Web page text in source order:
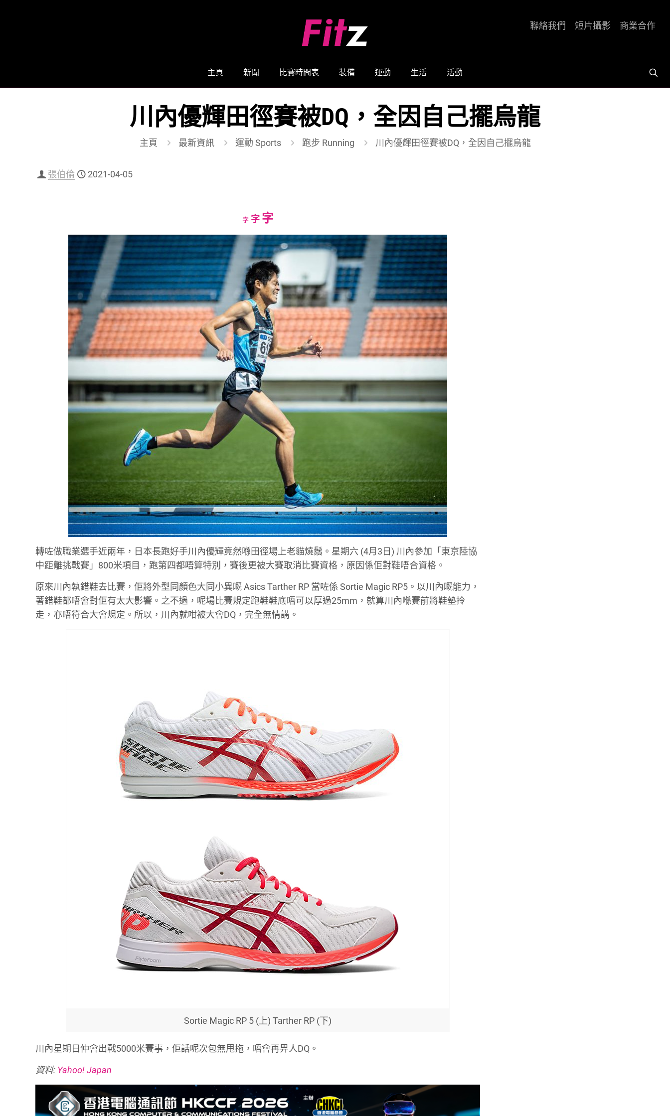
主頁 新聞 比賽時間表 裝備 運動 生活 活動
聯絡我們 短片攝影 商業合作
川內優輝田徑賽被DQ，全因自己擺烏龍
主頁 最新資訊 運動 Sports 跑步 Running 川內優輝田徑賽被DQ，全因自己擺烏龍
張伯倫 2021-04-05
字Decrease
size.
字Reset
size.
字Increase
font
size.
轉咗做職業選手近兩年，日本長跑好手川內優輝竟然喺田徑場上老貓燒鬚。星期六 (4月3日) 川內參加「東京陸協
中距離挑戰賽」800米項目，跑第四都唔算特別，賽後更被大賽取消比賽資格，原因係佢對鞋唔合資格。
原來川內執錯鞋去比賽，佢將外型同顏色大同小異嘅 Asics Tarther RP 當咗係 Sortie Magic RP5。以川內嘅能力，
著錯鞋都唔會對佢有太大影響。之不過，呢場比賽規定跑鞋鞋底唔可以厚過25mm，就算川內喺賽前將鞋墊拎
走，亦唔符合大會規定。所以，川內就咁被大會DQ，完全無情講。
Sortie Magic RP 5 (上) Tarther RP (下)
川內星期日仲會出戰5000米賽事，佢話呢次包無甩拖，唔會再畀人DQ。
資料: Yahoo! Japan